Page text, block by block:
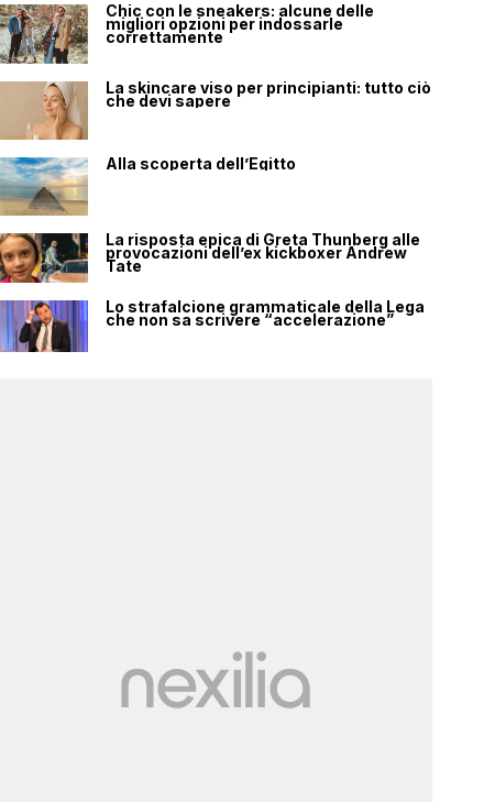
Chic con le sneakers: alcune delle
migliori opzioni per indossarle
correttamente
La skincare viso per principianti: tutto ciò
che devi sapere
Alla scoperta dell’Egitto
La risposta epica di Greta Thunberg alle
provocazioni dell’ex kickboxer Andrew
Tate
Lo strafalcione grammaticale della Lega
che non sa scrivere “accelerazione”